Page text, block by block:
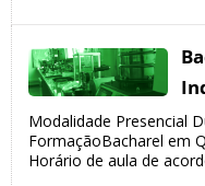
Modalidade Presencial
FormaçãoBacharel em
Horário de aula de